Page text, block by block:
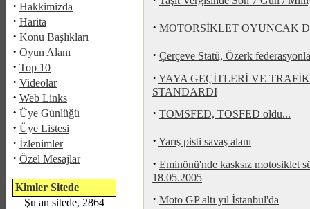
· Hakkimizda
· Harita
· Konu Başlıkları
· Oyun Alanı
· Top 10
· Videolar
· Web Links
· Üye Günlüğü
· Üye Listesi
· İzlenimler
· Özel Mesajlar
Kimler Sitede
Şu an sitede, 2864
· MOTORSİKLET OYUNCAK
· Çerçeve Statü, Özerk
· YAYA GEÇİTLERİ VE
STANDARDI
· TOMSFED, TOSFED oldu...
· Yarış pisti savaş alanı
· Eminönü'nde kasksız motosiklet
18.05.2005
· Moto GP altı yıl İstanbul'da